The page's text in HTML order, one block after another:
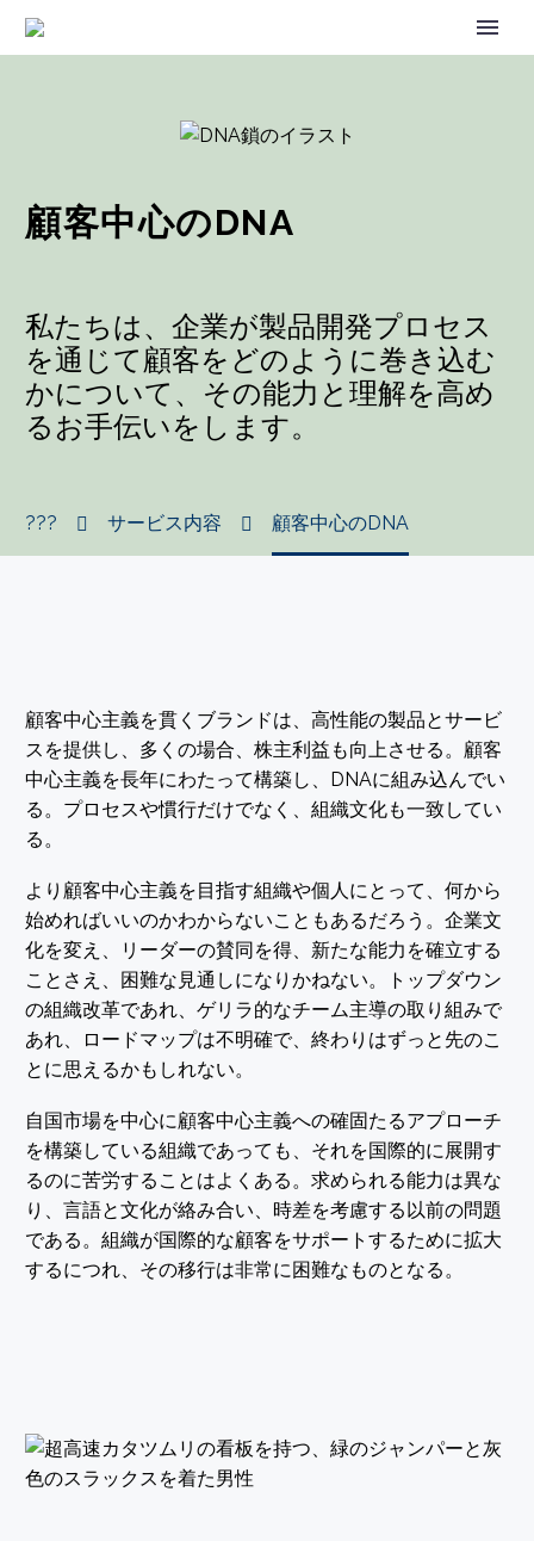
顧客中心のDNA
私たちは、企業が製品開発プロセス
を通じて顧客をどのように巻き込む
かについて、その能力と理解を高め
るお手伝いをします。
??? サービス内容 顧客中心のDNA
顧客中心主義を貫くブランドは、高性能の製品とサービ
スを提供し、多くの場合、株主利益も向上させる。顧客
中心主義を長年にわたって構築し、DNAに組み込んでい
る。プロセスや慣行だけでなく、組織文化も一致してい
る。
より顧客中心主義を目指す組織や個人にとって、何から
始めればいいのかわからないこともあるだろう。企業文
化を変え、リーダーの賛同を得、新たな能力を確立する
ことさえ、困難な見通しになりかねない。トップダウン
の組織改革であれ、ゲリラ的なチーム主導の取り組みで
あれ、ロードマップは不明確で、終わりはずっと先のこ
とに思えるかもしれない。
自国市場を中心に顧客中心主義への確固たるアプローチ
を構築している組織であっても、それを国際的に展開す
るのに苦労することはよくある。求められる能力は異な
り、言語と文化が絡み合い、時差を考慮する以前の問題
である。組織が国際的な顧客をサポートするために拡大
するにつれ、その移行は非常に困難なものとなる。